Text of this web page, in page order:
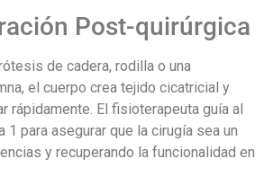
Post-quirúrgica
de cadera, rodilla o una
el cuerpo crea tejido cicatricial y
rápidamente. El fisioterapeuta guía al
para asegurar que la cirugía sea un
y recuperando la funcionalidad en